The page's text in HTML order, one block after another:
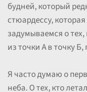
будней, который
стюардессу,
задумываемся о
из точки А в точку
Я часто думаю о
неба. О тех, кто